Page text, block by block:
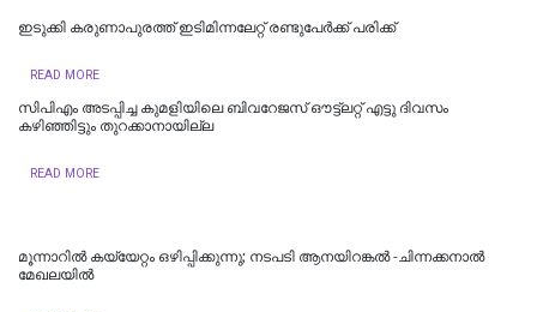
ഇടുക്കി കരുണാപുരത്ത് ഇടിമിന്നലേറ്റ് രണ്ടുപേര്‍ക്ക് പരിക്ക്
READ MORE
സിപിഎം അടപ്പിച്ച കുമളിയിലെ ബിവറേജസ് ഔട്ട്ലറ്റ് എട്ടു ദിവസം
കഴിഞ്ഞിട്ടും തുറക്കാനായില്ല
READ MORE
മൂന്നാറില്‍ കയ്യേറ്റം ഒഴിപ്പിക്കുന്നു; നടപടി ആനയിറങ്കല്‍ -ചിന്നക്കനാല്‍
മേഖലയില്‍